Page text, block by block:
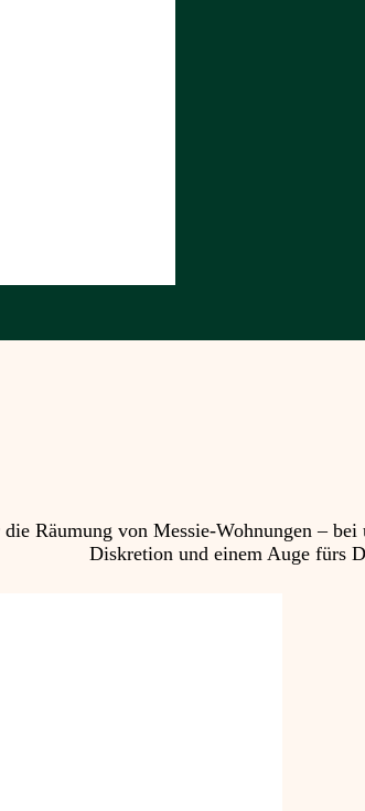
Räumung von Messie-Wohnungen –
Diskretion und einem Auge fürs